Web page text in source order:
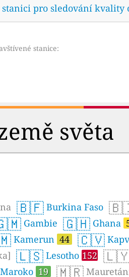
pro sledování kvality
stanice:
světa
🇧🇫 Burkina Faso
Gambie 🇬🇭 Ghana
Kamerun 44 🇨🇻
🇱🇸 Lesotho 152
Maroko 19 🇲🇷